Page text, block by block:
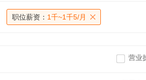
职位薪资： 1千~1千5/月
营业